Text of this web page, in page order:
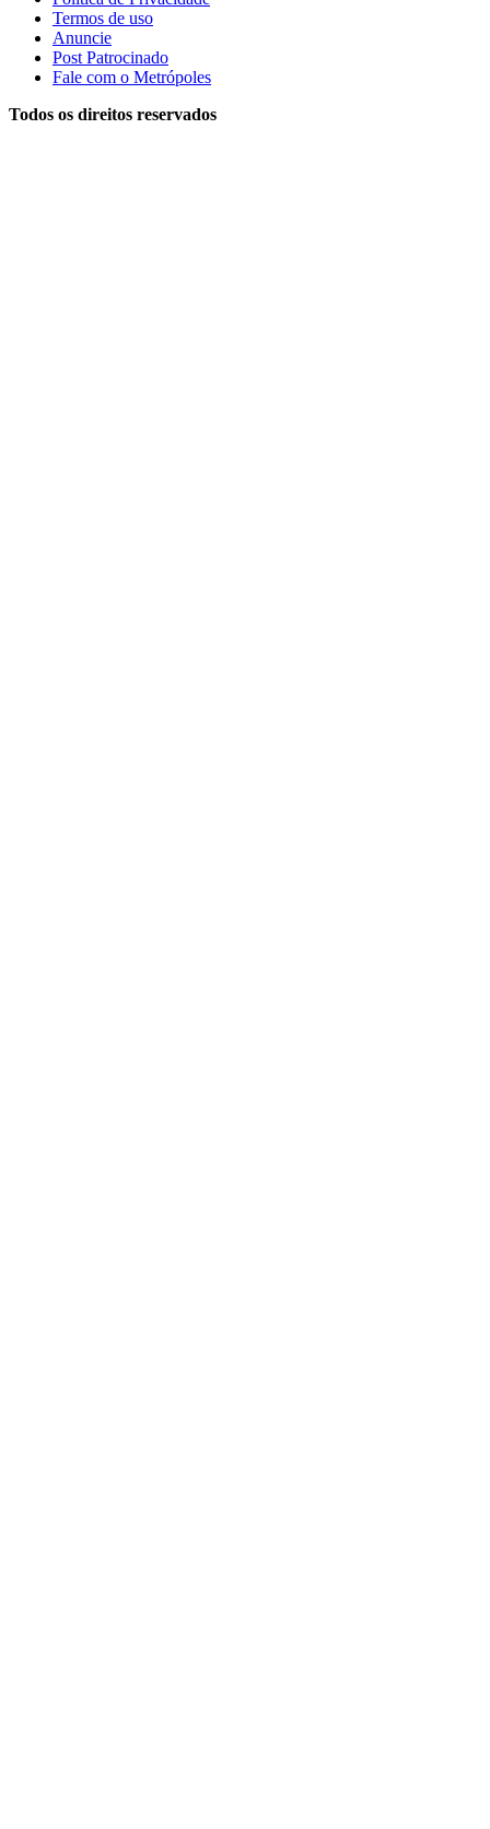
Termos de uso
Anuncie
Post Patrocinado
Fale com o Metrópoles
Todos os direitos reservados